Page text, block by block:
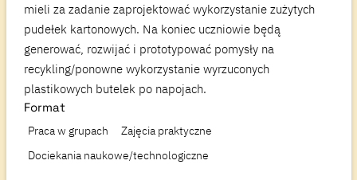
mieli za zadanie zaprojektować wykorzystanie zużytych
pudełek kartonowych. Na koniec uczniowie będą
generować, rozwijać i prototypować pomysły na
recykling/ponowne wykorzystanie wyrzuconych
plastikowych butelek po napojach.
Format
Praca w grupach
Zajęcia praktyczne
Dociekania naukowe/technologiczne